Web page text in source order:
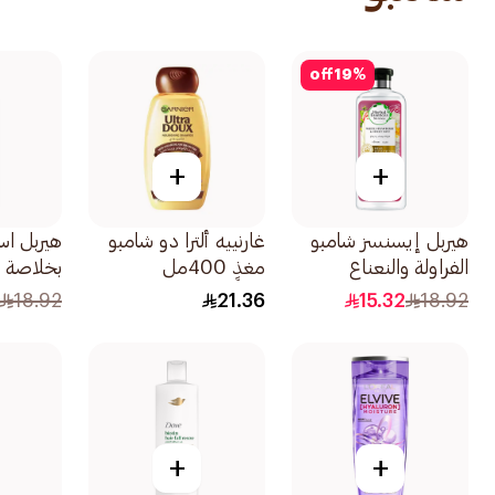
19%
off
+
هيربل إيسنسز شامبو
الفراولة والنعناع
400مل
18.92
15.32
+
غارنييه ألترا دو شامبو
مغذٍ 400مل
21.36
هيربل
الهند
18.92
+
+